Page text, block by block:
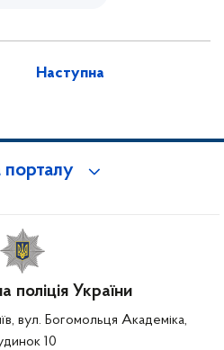
Наступна
поліція України
вул. Богомольця Академіка,
10